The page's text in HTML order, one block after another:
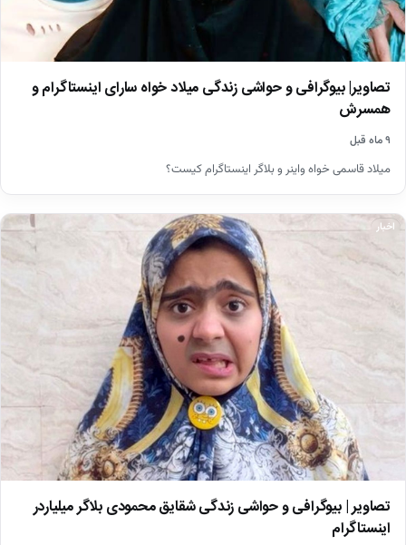
تصاویر| بیوگرافی و حواشی زندگی میلاد خواه سارای اینستاگرام و
همسرش
۹ ماه قبل
میلاد قاسمی خواه واینر و بلاگر اینستاگرام کیست؟
اخبار
تصاویر | بیوگرافی و حواشی زندگی شقایق محمودی بلاگر میلیاردر
اینستاگرام